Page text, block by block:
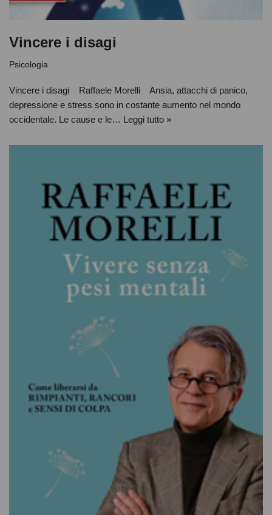
Vincere i disagi
Psicologia
Vincere i disagi Raffaele Morelli Ansia, attacchi di panico,
depressione e stress sono in costante aumento nel mondo
occidentale. Le cause e le… Leggi tutto »